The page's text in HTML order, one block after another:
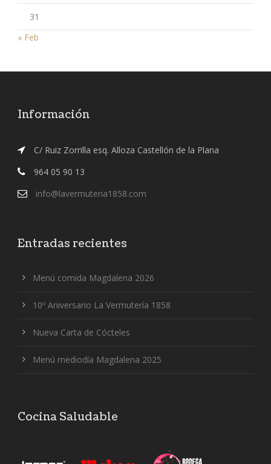
31
« Feb
Información
C/ Ruiz Zorrilla esq. Alloza Castellón de la Plana
964 05 90 13
info@lavermuteria1858.com
Entradas recientes
Menú comida Magdalena 2026
10º Aniversario La Vermutería 1858
Nueva Carta de Cócteles
Menú mediodía Magdalena 2025
Cocina Saludable